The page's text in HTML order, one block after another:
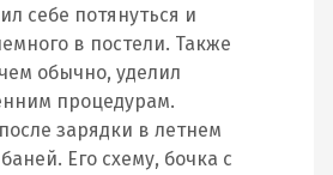
себе потянуться и
в постели. Также
обычно, уделил
процедурам.
зарядки в летнем
Его схему, бочка с